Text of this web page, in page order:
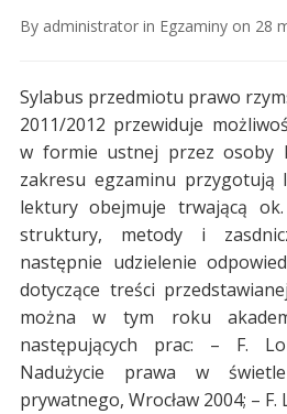
By administrator in Egzaminyon 28
Sylabus przedmiotu prawo
2011/2012 przewiduje
w formie ustnej przez osoby
zakresu egzaminu przygotują
lektury obejmuje trwającą
struktury, metody i
następnie udzielenie
dotyczące treści
można w tym roku
następujących prac: – F.
Nadużycie prawa w
prywatnego, Wrocław 2004; –